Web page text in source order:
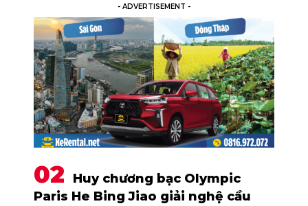
- ADVERTISEMENT -
Huy chương bạc Olympic
Paris He Bing Jiao giải nghệ cầu